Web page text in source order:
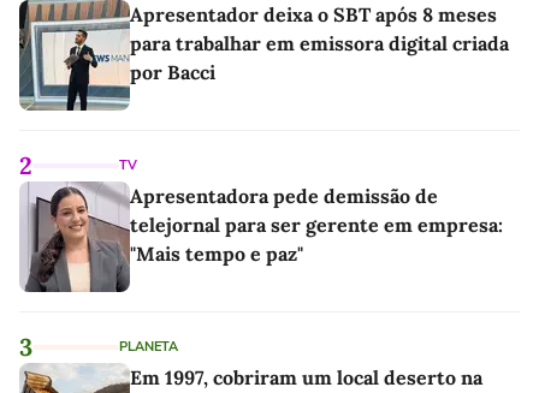
Apresentador deixa o SBT após 8 meses
para trabalhar em emissora digital criada
por Bacci
2 TV
Apresentadora pede demissão de
telejornal para ser gerente em empresa:
"Mais tempo e paz"
3 PLANETA
Em 1997, cobriram um local deserto na